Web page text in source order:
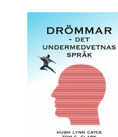
var:
kr 179,00.